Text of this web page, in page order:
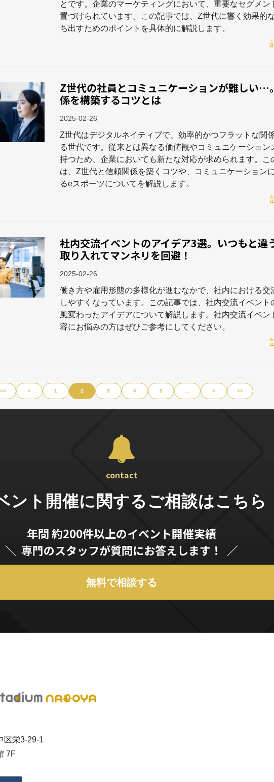
とです。企業のマーケティングにおいて、重要なセグメン
置づけられています。この記事では、Z世代に響く効果的
ち出すためのポイントを具体的に解説します。
Z世代の社員とコミュニケーションが難しい…
係を構築するコツとは
2025-02-26
Z世代はデジタルネイティブで、効率的かつフラットな関
る世代です。従来とは異なる価値観やコミュニケーション
持つため、企業においても新たな対応が求められます。こ
は、Z世代と信頼関係を築くコツや、コミュニケーション
るeスポーツについてを解説します。
社内交流イベントのアイデア3選。いつもと違
取り入れてマンネリを回避！
2025-02-26
働き方や雇用形態の多様化が進むなかで、社内における交
しやすくなっています。この記事では、社内交流イベント
風変わったアイデアについて解説します。社内交流イベン
容にお悩みの方はぜひご参考にしてください。
<< < 1 2 3 4 5 > >>
contact
ント開催に関するご相談はこちら
年間 約200件以上のイベント開催実績
＼ 専門のスタッフが質問にお答えします！ ／
無料で相談する
区栄3-29-1
7F